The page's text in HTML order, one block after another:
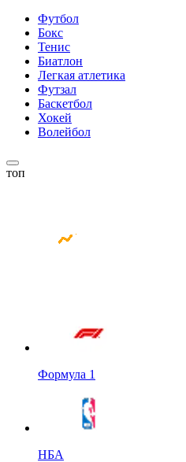
Футбол
Бокс
Тенис
Биатлон
Легкая атлетика
Футзал
Баскетбол
Хокей
Волейбол
топ
Формула 1
НБА